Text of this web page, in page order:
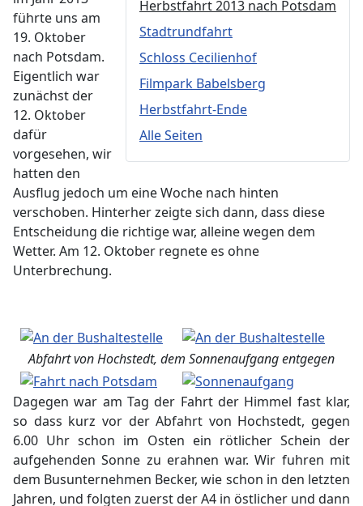
Herbstfahrt 2013 nach Potsdam
Stadtrundfahrt
Schloss Cecilienhof
Filmpark Babelsberg
Herbstfahrt-Ende
Alle Seiten
führte uns am
19. Oktober
nach Potsdam.
Eigentlich war
zunächst der
12. Oktober
dafür
vorgesehen, wir
hatten den
Ausflug jedoch um eine Woche nach hinten
verschoben. Hinterher zeigte sich dann, dass diese
Entscheidung die richtige war, alleine wegen dem
Wetter. Am 12. Oktober regnete es ohne
Unterbrechung.
Abfahrt von Hochstedt, dem Sonnenaufgang entgegen
Dagegen war am Tag der Fahrt der Himmel fast klar,
so dass kurz vor der Abfahrt von Hochstedt, gegen
6.00 Uhr schon im Osten ein rötlicher Schein der
aufgehenden Sonne zu erahnen war. Wir fuhren mit
dem Busunternehmen Becker, wie schon in den letzten
Jahren, und folgten zuerst der A4 in östlicher und dann